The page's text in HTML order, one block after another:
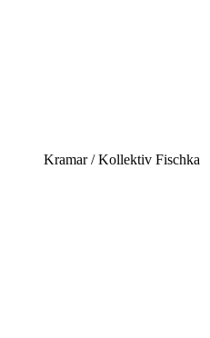
Kramar / Kollektiv Fischka